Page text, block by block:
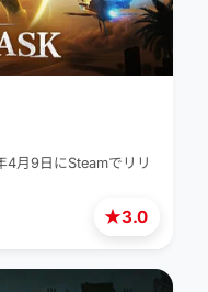
★3.0
月9日にSteamでリリ